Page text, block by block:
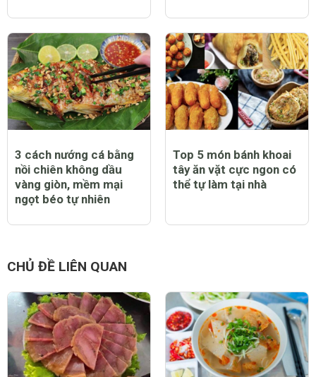
3 cách nướng cá bằng
nồi chiên không dầu
vàng giòn, mềm mại
ngọt béo tự nhiên
Top 5 món bánh khoai
tây ăn vặt cực ngon có
thể tự làm tại nhà
CHỦ ĐỀ LIÊN QUAN